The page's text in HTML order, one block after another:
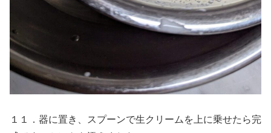
１１．器に置き、スプーンで生クリームを上に乗せたら完